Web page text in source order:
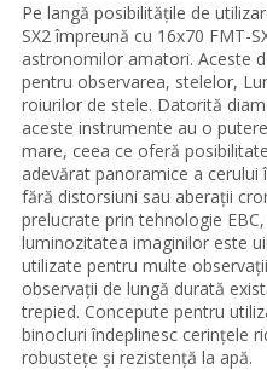
Pe langă posibilitățile de
SX2 împreună cu 16x70 FMT-
astronomilor amatori. Aceste
pentru observarea, stelelor,
roiurilor de stele. Datorită
aceste instrumente au o
mare, ceea ce oferă
adevărat panoramice a cerului
fără distorsiuni sau aberații
prelucrate prin tehnologie
luminozitatea imaginilor este
utilizate pentru multe
observații de lungă durată
trepied. Concepute pentru
binocluri îndeplinesc cerințele
robustețe și rezistență la apă.